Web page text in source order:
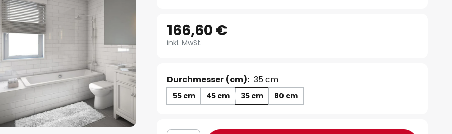
166,60 €
inkl. MwSt.
Durchmesser (cm): 35 cm
55 cm 45 cm 35 cm 80 cm